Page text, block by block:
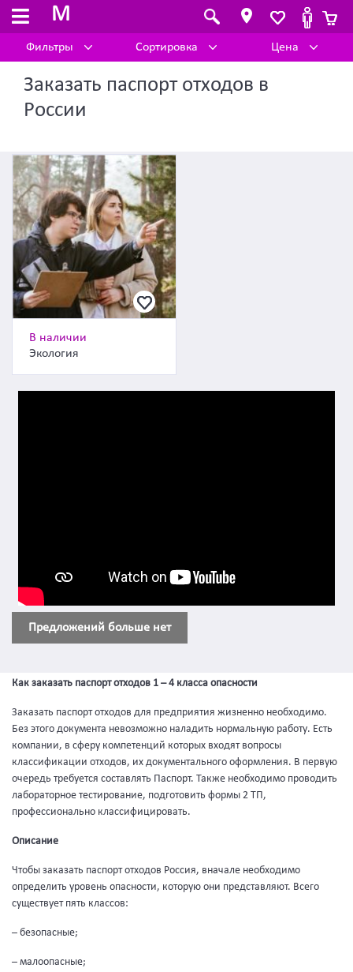
M
Фильтры Сортировка Цена
Заказать паспорт отходов в
России
В наличии
Экология
Предложений больше нет
Как заказать паспорт отходов 1 – 4 класса опасности
Заказать паспорт отходов для предприятия жизненно необходимо.
Без этого документа невозможно наладить нормальную работу. Есть
компании, в сферу компетенций которых входят вопросы
классификации отходов, их документального оформления. В первую
очередь требуется составлять Паспорт. Также необходимо проводить
лабораторное тестирование, подготовить формы 2 ТП,
профессионально классифицировать.
Описание
Чтобы заказать паспорт отходов Россия, вначале необходимо
определить уровень опасности, которую они представляют. Всего
существует пять классов:
– безопасные;
– малоопасные;